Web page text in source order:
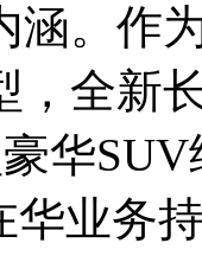
涵。作
，全新
华
华业务